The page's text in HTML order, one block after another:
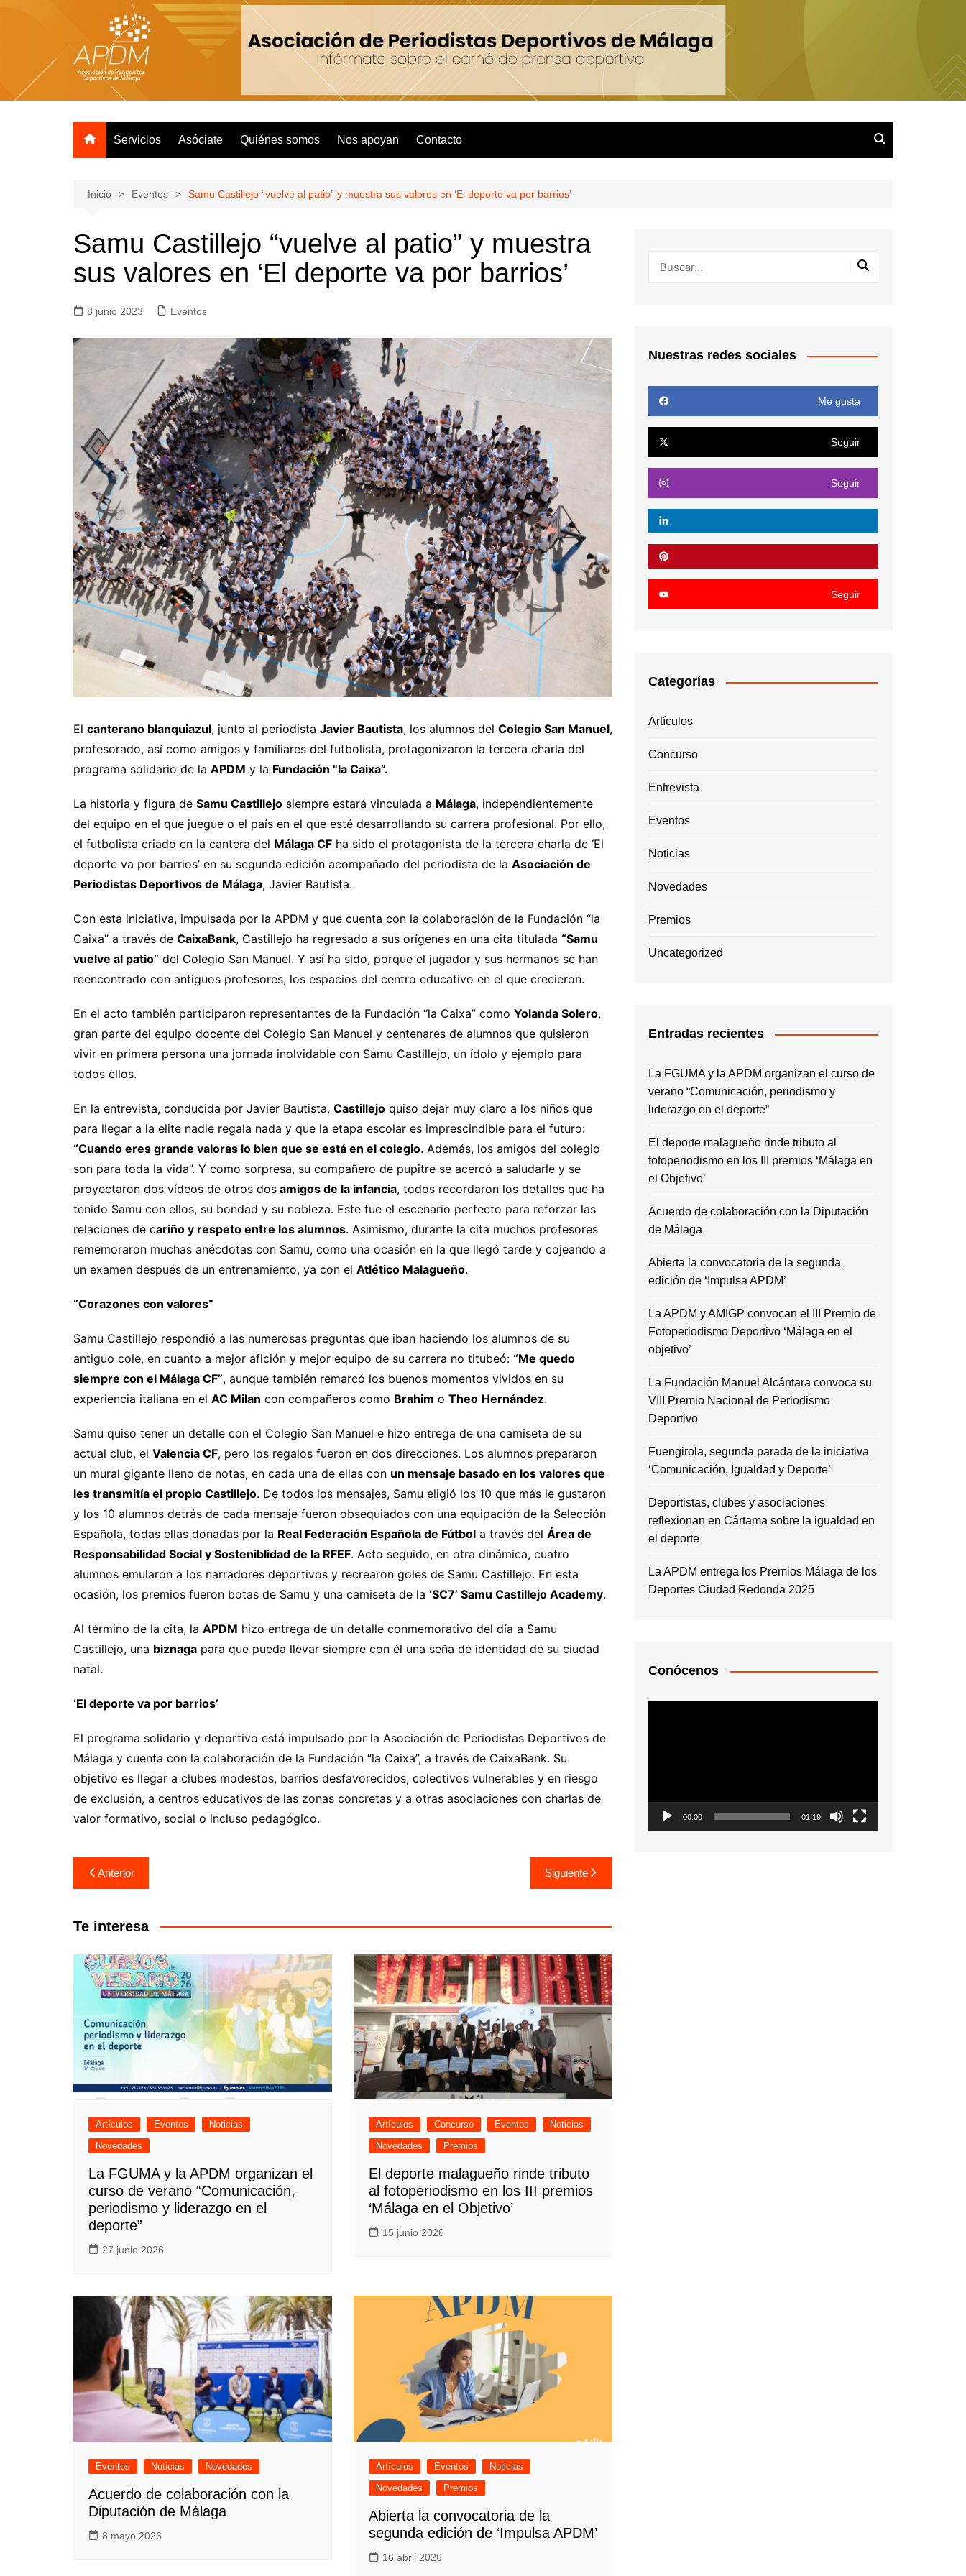
Servicios Asóciate Quiénes somos Nos apoyan Contacto
Inicio Eventos Samu Castillejo “vuelve al patio” y muestra sus valores en ‘El deporte va por barrios’
Samu Castillejo “vuelve al patio” y muestra
sus valores en ‘El deporte va por barrios’
8 junio 2023 Eventos
El canterano blanquiazul, junto al periodista Javier Bautista, los alumnos del Colegio San Manuel,
profesorado, así como amigos y familiares del futbolista, protagonizaron la tercera charla del
programa solidario de la APDM y la Fundación “la Caixa”.
La historia y figura de Samu Castillejo siempre estará vinculada a Málaga, independientemente
del equipo en el que juegue o el país en el que esté desarrollando su carrera profesional. Por ello,
el futbolista criado en la cantera del Málaga CF ha sido el protagonista de la tercera charla de ‘El
deporte va por barrios’ en su segunda edición acompañado del periodista de la Asociación de
Periodistas Deportivos de Málaga, Javier Bautista.
Con esta iniciativa, impulsada por la APDM y que cuenta con la colaboración de la Fundación “la
Caixa” a través de CaixaBank, Castillejo ha regresado a sus orígenes en una cita titulada “Samu
vuelve al patio” del Colegio San Manuel. Y así ha sido, porque el jugador y sus hermanos se han
reencontrado con antiguos profesores, los espacios del centro educativo en el que crecieron.
En el acto también participaron representantes de la Fundación “la Caixa” como Yolanda Solero,
gran parte del equipo docente del Colegio San Manuel y centenares de alumnos que quisieron
vivir en primera persona una jornada inolvidable con Samu Castillejo, un ídolo y ejemplo para
todos ellos.
En la entrevista, conducida por Javier Bautista, Castillejo quiso dejar muy claro a los niños que
para llegar a la elite nadie regala nada y que la etapa escolar es imprescindible para el futuro:
“Cuando eres grande valoras lo bien que se está en el colegio. Además, los amigos del colegio
son para toda la vida”. Y como sorpresa, su compañero de pupitre se acercó a saludarle y se
proyectaron dos vídeos de otros dos amigos de la infancia, todos recordaron los detalles que ha
tenido Samu con ellos, su bondad y su nobleza. Este fue el escenario perfecto para reforzar las
relaciones de cariño y respeto entre los alumnos. Asimismo, durante la cita muchos profesores
rememoraron muchas anécdotas con Samu, como una ocasión en la que llegó tarde y cojeando a
un examen después de un entrenamiento, ya con el Atlético Malagueño.
“Corazones con valores”
Samu Castillejo respondió a las numerosas preguntas que iban haciendo los alumnos de su
antiguo cole, en cuanto a mejor afición y mejor equipo de su carrera no titubeó: “Me quedo
siempre con el Málaga CF”, aunque también remarcó los buenos momentos vividos en su
experiencia italiana en el AC Milan con compañeros como Brahim o Theo Hernández.
Samu quiso tener un detalle con el Colegio San Manuel e hizo entrega de una camiseta de su
actual club, el Valencia CF, pero los regalos fueron en dos direcciones. Los alumnos prepararon
un mural gigante lleno de notas, en cada una de ellas con un mensaje basado en los valores que
les transmitía el propio Castillejo. De todos los mensajes, Samu eligió los 10 que más le gustaron
y los 10 alumnos detrás de cada mensaje fueron obsequiados con una equipación de la Selección
Española, todas ellas donadas por la Real Federación Española de Fútbol a través del Área de
Responsabilidad Social y Sosteniblidad de la RFEF. Acto seguido, en otra dinámica, cuatro
alumnos emularon a los narradores deportivos y recrearon goles de Samu Castillejo. En esta
ocasión, los premios fueron botas de Samu y una camiseta de la ‘SC7’ Samu Castillejo Academy.
Al término de la cita, la APDM hizo entrega de un detalle conmemorativo del día a Samu
Castillejo, una biznaga para que pueda llevar siempre con él una seña de identidad de su ciudad
natal.
‘El deporte va por barrios’
El programa solidario y deportivo está impulsado por la Asociación de Periodistas Deportivos de
Málaga y cuenta con la colaboración de la Fundación “la Caixa”, a través de CaixaBank. Su
objetivo es llegar a clubes modestos, barrios desfavorecidos, colectivos vulnerables y en riesgo
de exclusión, a centros educativos de las zonas concretas y a otras asociaciones con charlas de
valor formativo, social o incluso pedagógico.
Anterior Siguiente
Te interesa
Artículos Eventos
Noticias
Novedades
La FGUMA y la APDM organizan el
curso de verano “Comunicación,
periodismo y liderazgo en el
deporte”
27 junio 2026
Artículos Concurso Eventos
Noticias
Novedades
Premios
El deporte malagueño rinde tributo
al fotoperiodismo en los III premios
‘Málaga en el Objetivo’
15 junio 2026
Eventos Noticias Novedades
Acuerdo de colaboración con la
Diputación de Málaga
8 mayo 2026
Artículos Eventos
Noticias
Novedades
Premios
Abierta la convocatoria de la
segunda edición de ‘Impulsa APDM’
16 abril 2026
Nuestras redes sociales
Me gusta
Seguir
Seguir
Seguir
Categorías
Artículos
Concurso
Entrevista
Eventos
Noticias
Novedades
Premios
Uncategorized
Entradas recientes
La FGUMA y la APDM organizan el curso de
verano “Comunicación, periodismo y
liderazgo en el deporte”
El deporte malagueño rinde tributo al
fotoperiodismo en los III premios ‘Málaga en
el Objetivo’
Acuerdo de colaboración con la Diputación
de Málaga
Abierta la convocatoria de la segunda
edición de ‘Impulsa APDM’
La APDM y AMIGP convocan el III Premio de
Fotoperiodismo Deportivo ‘Málaga en el
objetivo’
La Fundación Manuel Alcántara convoca su
VIII Premio Nacional de Periodismo
Deportivo
Fuengirola, segunda parada de la iniciativa
‘Comunicación, Igualdad y Deporte’
Deportistas, clubes y asociaciones
reflexionan en Cártama sobre la igualdad en
el deporte
La APDM entrega los Premios Málaga de los
Deportes Ciudad Redonda 2025
Conócenos
00:00 01:19